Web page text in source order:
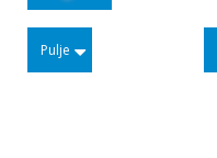
Pulje